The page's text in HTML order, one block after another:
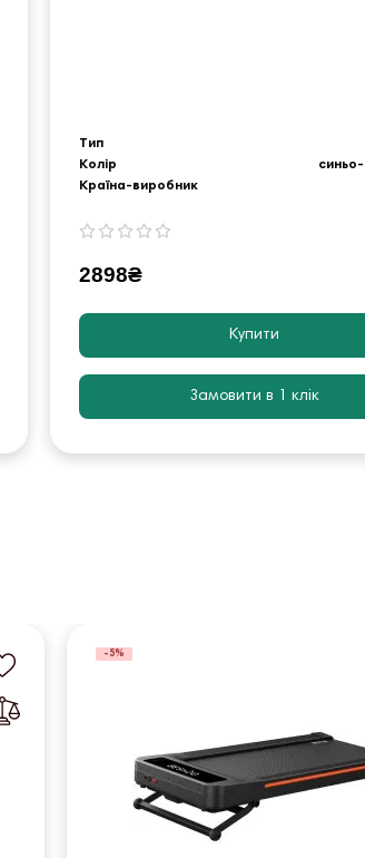
Тип
Колір
Країна-виробник
2898₴
Купити
Замовити в 1 клік
-5%